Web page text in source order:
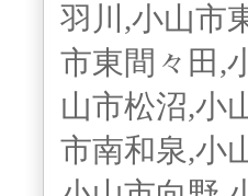
羽川,小山市
市東間々田,
山市松沼,小
市南和泉,小